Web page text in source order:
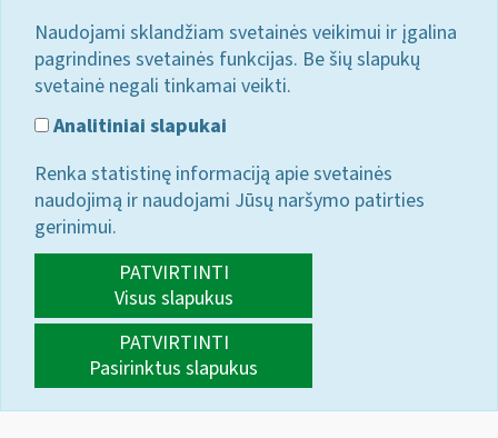
Naudojami sklandžiam svetainės veikimui ir įgalina
pagrindines svetainės funkcijas. Be šių slapukų
svetainė negali tinkamai veikti.
Analitiniai slapukai
Renka statistinę informaciją apie svetainės
naudojimą ir naudojami Jūsų naršymo patirties
gerinimui.
PATVIRTINTI
Visus slapukus
PATVIRTINTI
Pasirinktus slapukus